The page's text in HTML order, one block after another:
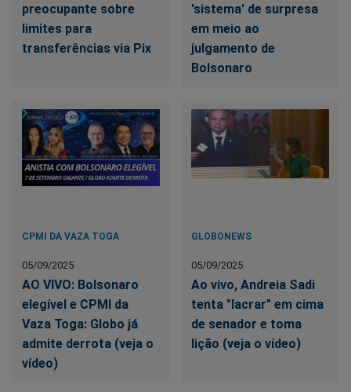
preocupante sobre
limites para
transferências via Pix
'sistema' de surpresa
em meio ao
julgamento de
Bolsonaro
CPMI DA VAZA TOGA
05/09/2025
AO VIVO: Bolsonaro
elegível e CPMI da
Vaza Toga: Globo já
admite derrota (veja o
vídeo)
GLOBONEWS
05/09/2025
Ao vivo, Andreia Sadi
tenta "lacrar" em cima
de senador e toma
lição (veja o vídeo)